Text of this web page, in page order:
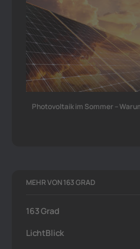
Photovoltaik im Sommer –
MEHR VON 163 GRAD
163 Grad
LichtBlick